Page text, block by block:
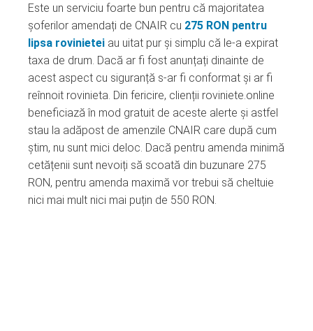
Este un serviciu foarte bun pentru că majoritatea
șoferilor amendați de CNAIR cu 275 RON pentru
lipsa rovinietei au uitat pur și simplu că le-a expirat
taxa de drum. Dacă ar fi fost anunțați dinainte de
acest aspect cu siguranță s-ar fi conformat și ar fi
reînnoit rovinieta. Din fericire, clienții roviniete.online
beneficiază în mod gratuit de aceste alerte și astfel
stau la adăpost de amenzile CNAIR care după cum
știm, nu sunt mici deloc. Dacă pentru amenda minimă
cetățenii sunt nevoiți să scoată din buzunare 275
RON, pentru amenda maximă vor trebui să cheltuie
nici mai mult nici mai puțin de 550 RON.